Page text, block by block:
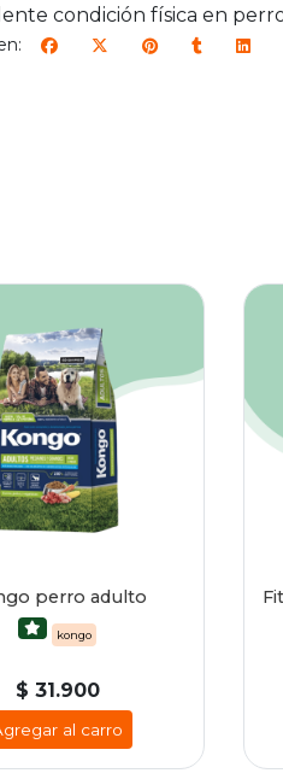
condición física en
perro adulto
kongo
$ 31.900
al carro